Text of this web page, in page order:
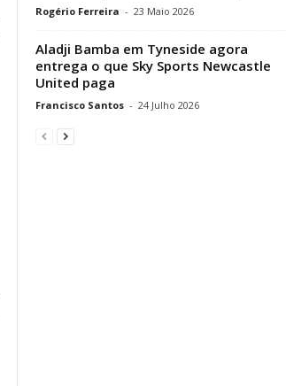
Rogério Ferreira - 23 Maio 2026
Aladji Bamba em Tyneside agora
entrega o que Sky Sports Newcastle
United paga
Francisco Santos - 24 Julho 2026